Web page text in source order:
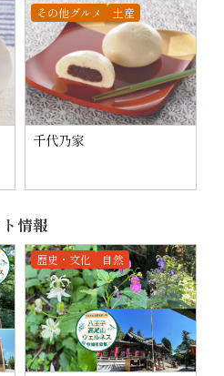
その他グルメ 土産
千代乃家
情報
歴史・文化 自然